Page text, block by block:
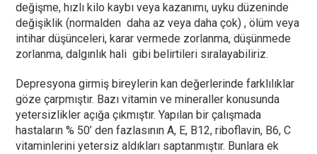
değişme, hızlı kilo kaybı veya kazanımı, uyku düzeninde
değişiklik (normalden daha az veya daha çok) , ölüm veya
intihar düşünceleri, karar vermede zorlanma, düşünmede
zorlanma, dalgınlık hali gibi belirtileri sıralayabiliriz.
Depresyona girmiş bireylerin kan değerlerinde farklılıklar
göze çarpmıştır. Bazı vitamin ve mineraller konusunda
yetersizlikler açığa çıkmıştır. Yapılan bir çalışmada
hastaların % 50’ den fazlasının A, E, B12, riboflavin, B6, C
vitaminlerini yetersiz aldıkları saptanmıştır. Bunlara ek